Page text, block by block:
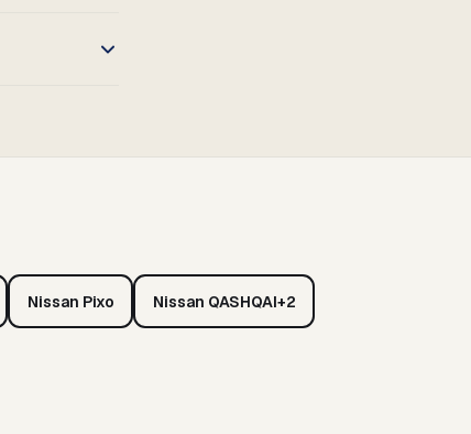
Nissan Pixo Nissan QASHQAI+2